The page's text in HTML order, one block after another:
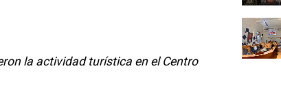
la actividad turística en el Centro